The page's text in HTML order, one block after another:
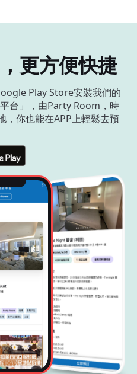
更方便快捷
Play Store安裝我們的
台」，由Party Room，時
，你也能在APP上輕鬆去預